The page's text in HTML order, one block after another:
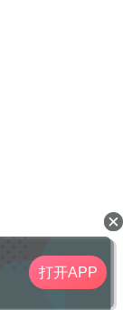
打开APP